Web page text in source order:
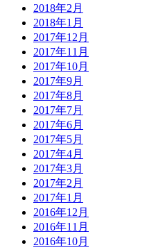
2018年2月
2018年1月
2017年12月
2017年11月
2017年10月
2017年9月
2017年8月
2017年7月
2017年6月
2017年5月
2017年4月
2017年3月
2017年2月
2017年1月
2016年12月
2016年11月
2016年10月